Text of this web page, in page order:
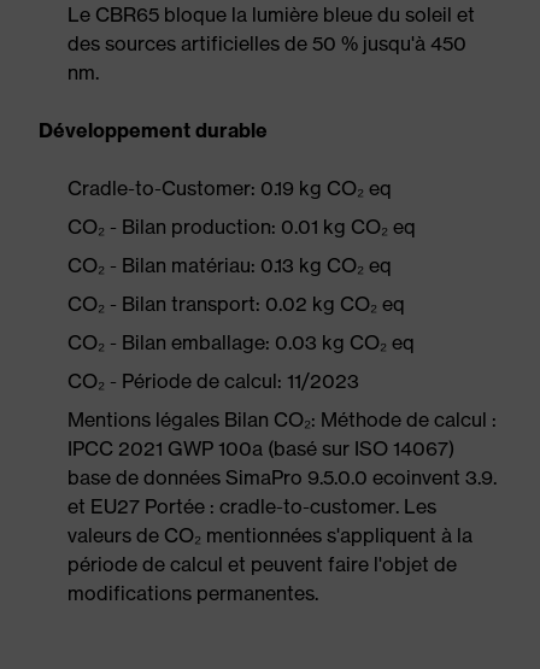
Le CBR65 bloque la lumière bleue du soleil et
des sources artificielles de 50 % jusqu'à 450
nm.
Développement durable
Cradle-to-Customer: 0.19 kg CO₂ eq
CO₂ - Bilan production: 0.01 kg CO₂ eq
CO₂ - Bilan matériau: 0.13 kg CO₂ eq
CO₂ - Bilan transport: 0.02 kg CO₂ eq
CO₂ - Bilan emballage: 0.03 kg CO₂ eq
CO₂ - Période de calcul: 11/2023
Mentions légales Bilan CO₂: Méthode de calcul :
IPCC 2021 GWP 100a (basé sur ISO 14067)
base de données SimaPro 9.5.0.0 ecoinvent 3.9.
et EU27 Portée : cradle-to-customer. Les
valeurs de CO₂ mentionnées s'appliquent à la
période de calcul et peuvent faire l'objet de
modifications permanentes.